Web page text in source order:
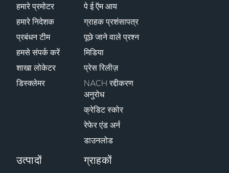
हमारे प्रमोटर
हमारे निदेशक
प्रबंधन टीम
हमसे संपर्क करें
शाखा लोकेटर
डिस्क्लेमर
पे ई ऍम आय
ग्राहक प्रशंसापत्र
पूछे जाने वाले प्रश्न
मिडिया
प्रेस रिलीज़
NACH रद्दीकरण
अनुरोध
क्रेडिट स्कोर
रेफेर एंड अर्न
डाउनलोड
उत्पादों ग्राहकों